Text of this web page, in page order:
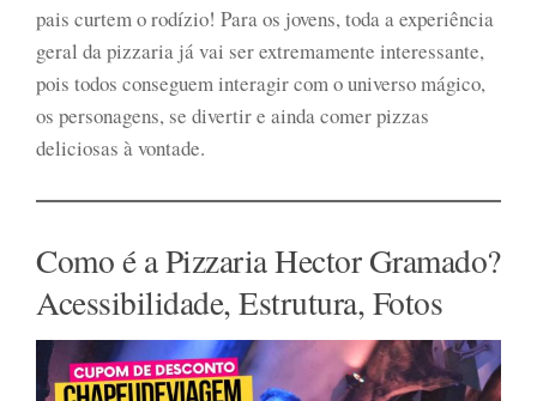
pais curtem o rodízio! Para os jovens, toda a experiência
geral da pizzaria já vai ser extremamente interessante,
pois todos conseguem interagir com o universo mágico,
os personagens, se divertir e ainda comer pizzas
deliciosas à vontade.
Como é a Pizzaria Hector Gramado?
Acessibilidade, Estrutura, Fotos